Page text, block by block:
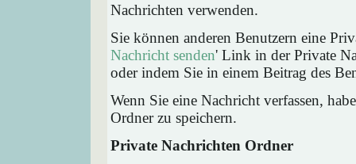
Nachrichten verwenden.
Sie können anderen Benutzern eine
Nachricht senden' Link in der Private
oder indem Sie in einem Beitrag des
Wenn Sie eine Nachricht verfassen,
Ordner zu speichern.
Private Nachrichten Ordner